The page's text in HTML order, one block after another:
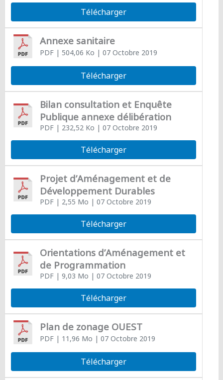
Télécharger
Annexe sanitaire
PDF| 504,06 Ko | 07 Octobre 2019
Télécharger
Bilan consultation et Enquête
Publique annexe délibération
PDF| 232,52 Ko | 07 Octobre 2019
Télécharger
Projet d’Aménagement et de
Développement Durables
PDF| 2,55 Mo | 07 Octobre 2019
Télécharger
Orientations d’Aménagement et
de Programmation
PDF| 9,03 Mo | 07 Octobre 2019
Télécharger
Plan de zonage OUEST
PDF| 11,96 Mo | 07 Octobre 2019
Télécharger